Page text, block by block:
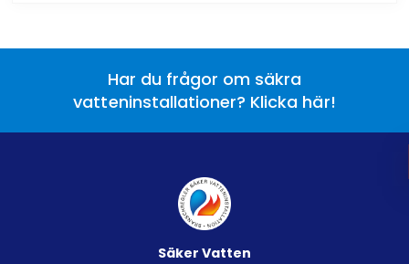
Har du frågor om säkra
vatteninstallationer? Klicka här!
Säker Vatten